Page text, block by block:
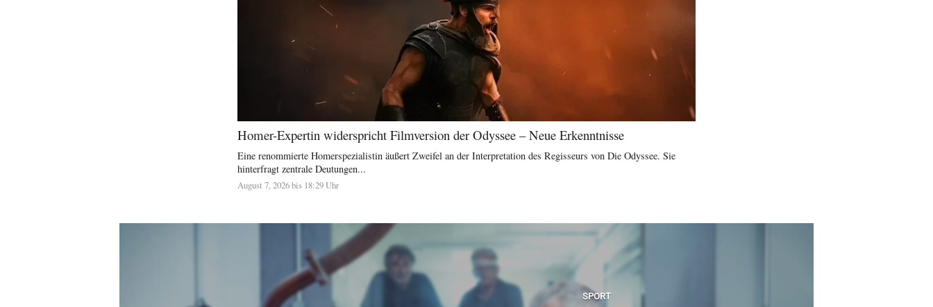
Homer-Expertin widerspricht Filmversion der Odyssee – Neue Erkenntnisse
Eine renommierte Homerspezialistin äußert Zweifel an der Interpretation des Regisseurs von Die Odyssee. Sie
hinterfragt zentrale Deutungen...
August 7, 2026 bis 18:29 Uhr
SPORT